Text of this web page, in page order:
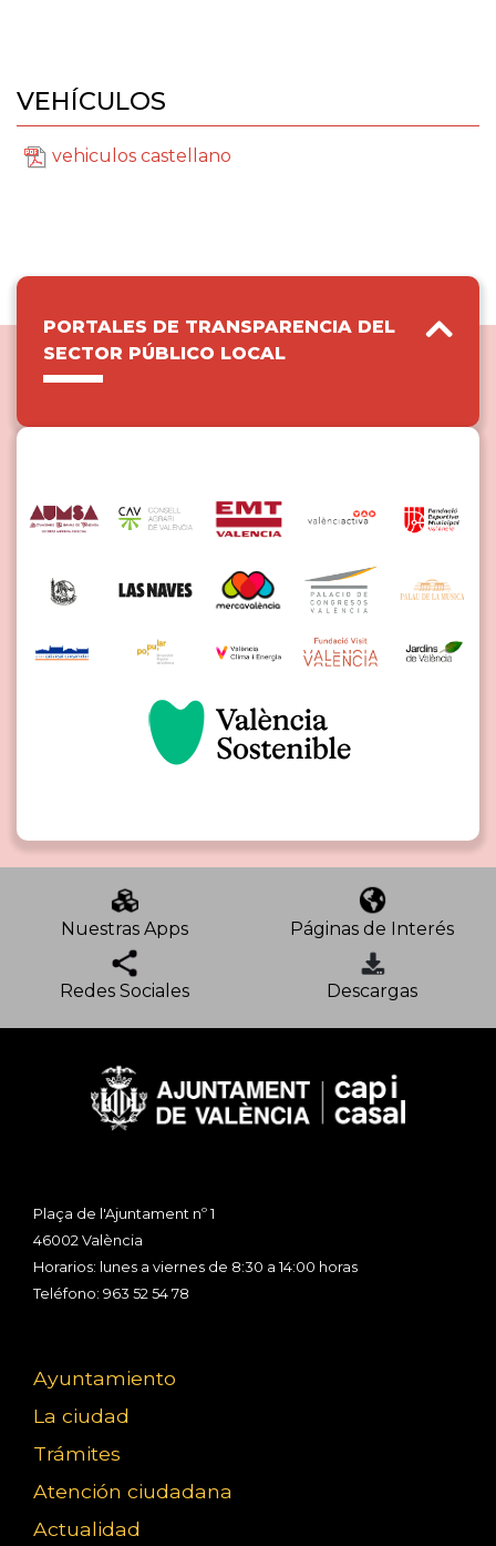
VEHÍCULOS
vehiculos castellano
PORTALES DE TRANSPARENCIA DEL
SECTOR PÚBLICO LOCAL
Nuestras Apps Páginas de Interés
Redes Sociales Descargas
Plaça de l'Ajuntament nº 1
46002 València
Horarios: lunes a viernes de 8:30 a 14:00 horas
Teléfono: 963 52 54 78
Ayuntamiento
La ciudad
Trámites
Atención ciudadana
Actualidad